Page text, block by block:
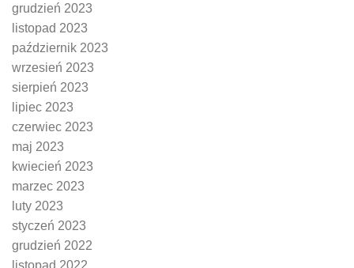
grudzień 2023
listopad 2023
październik 2023
wrzesień 2023
sierpień 2023
lipiec 2023
czerwiec 2023
maj 2023
kwiecień 2023
marzec 2023
luty 2023
styczeń 2023
grudzień 2022